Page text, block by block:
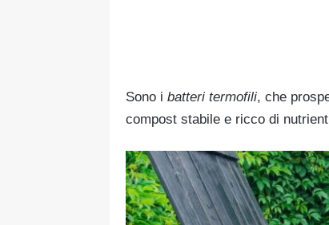
Sono i batteri termofili, che
compost stabile e ricco di